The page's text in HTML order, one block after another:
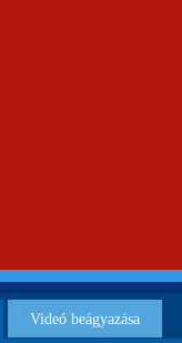
Videó beágyazása